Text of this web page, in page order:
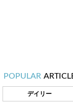
POPULAR
デイリー